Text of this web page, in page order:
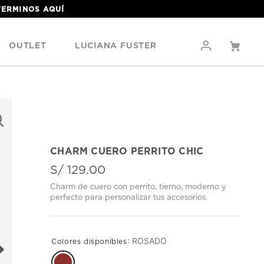
AQUÍ
OUTLET LUCIANA FUSTER
CHARM CUERO PERRITO CHIC
S/ 129.00
Charm de cuero con perrito, tierno, moderno y
perfecto para personalizar tus accesorios.
: ROSADO